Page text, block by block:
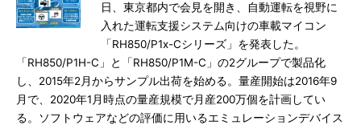
日、東京都内で会見を開き、自動運転を視野に
入れた運転支援システム向けの車載マイコン
「RH850/P1x-Cシリーズ」を発表した。
「RH850/P1H-C」と「RH850/P1M-C」の2グループで製品化
し、2015年2月からサンプル出荷を始める。量産開始は2016年9
月で、2020年1月時点の量産規模で月産200万個を計画してい
る。ソフトウェアなどの評価に用いるエミュレーションデバイス